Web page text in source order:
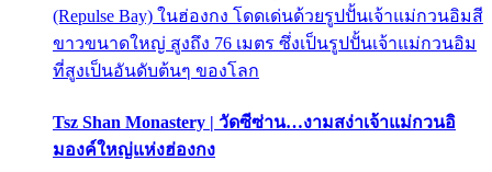
(Repulse Bay) ในฮ่องกง โดดเด่นด้วยรูปปั้นเจ้าแม่กวนอิมสี
ขาวขนาดใหญ่ สูงถึง 76 เมตร ซึ่งเป็นรูปปั้นเจ้าแม่กวนอิม
ที่สูงเป็นอันดับต้นๆ ของโลก
Tsz Shan Monastery | วัดซีซ่าน…งามสง่าเจ้าแม่กวนอิ
มองค์ใหญ่แห่งฮ่องกง